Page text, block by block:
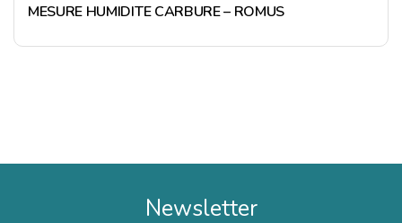
MESURE HUMIDITE CARBURE – ROMUS
Newsletter